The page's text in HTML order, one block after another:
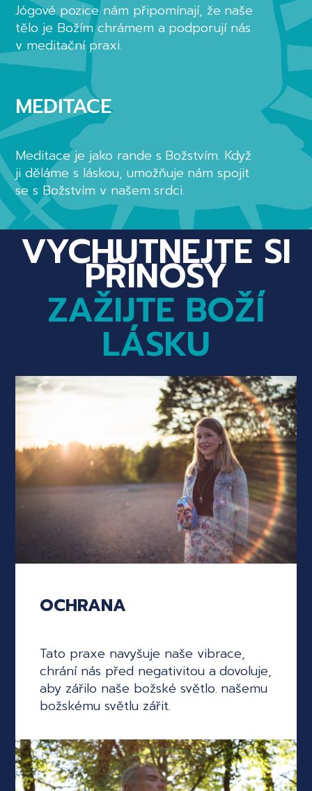
Jógové pozice nám připomínají, že naše
tělo je Božím chrámem a podporují nás
v meditační praxi.
MEDITACE
Meditace je jako rande s Božstvím. Když
ji děláme s láskou, umožňuje nám spojit
se s Božstvím v našem srdci.
VYCHUTNEJTE SI
PŘÍNOSY
ZAŽIJTE BOŽÍ
LÁSKU
OCHRANA
Tato praxe navyšuje naše vibrace,
chrání nás před negativitou a dovoluje,
aby zářilo naše božské světlo. našemu
božskému světlu zářit.